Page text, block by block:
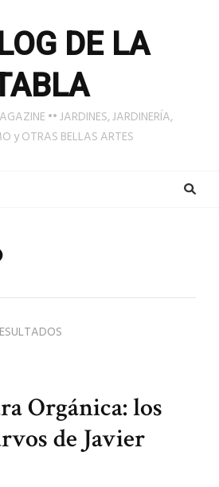
DE LA
•• JARDINES, JARDINERÍA,
y OTRAS BELLAS ARTES
Orgánica: los
de Javier